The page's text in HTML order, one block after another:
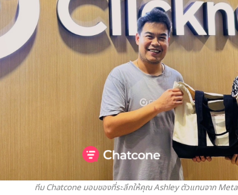
ทีม Chatcone มอบของที่ระลึกให้คุณ Ashley ตัวแทนจาก Meta